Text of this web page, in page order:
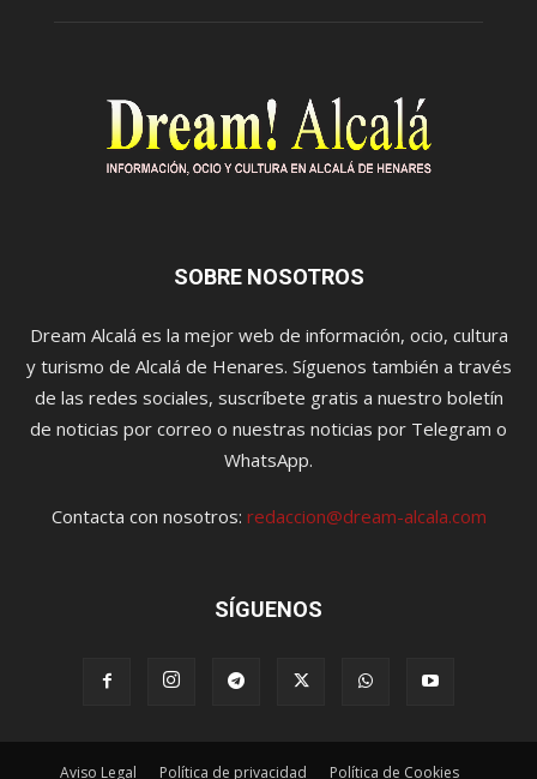
SOBRE NOSOTROS
Dream Alcalá es la mejor web de información, ocio, cultura
y turismo de Alcalá de Henares. Síguenos también a través
de las redes sociales, suscríbete gratis a nuestro boletín
de noticias por correo o nuestras noticias por Telegram o
WhatsApp.
Contacta con nosotros: redaccion@dream-alcala.com
SÍGUENOS
Aviso Legal Política de privacidad Política de Cookies